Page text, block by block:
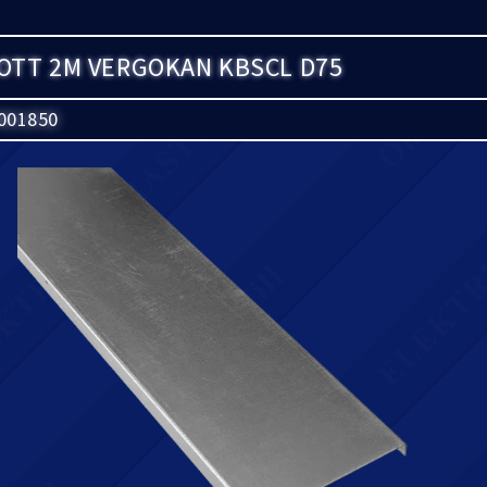
2M VERGOKAN KBSCL D75